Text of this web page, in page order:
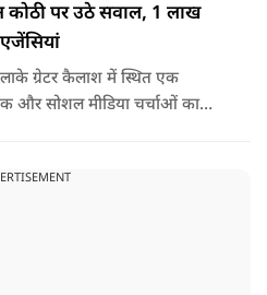
कोठी पर उठे सवाल, 1 लाख
ग्रेटर कैलाश में स्थित एक
और सोशल मीडिया चर्चाओं का